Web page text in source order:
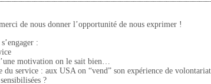
de nous donner l’opportunité de nous exprimer !
:
motivation on le sait bien…
du service : aux USA on “vend” son expérience de
?